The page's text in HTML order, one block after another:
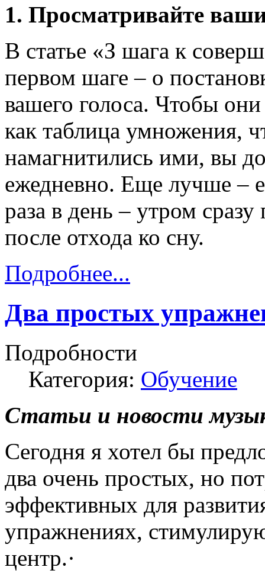
1. Просматривайте
В статье «З шага к
первом шаге – о
вашего голоса. Чтобы
как таблица умножения,
намагнитились ими, вы
ежедневно. Еще лучше –
раза в день – утром
после отхода ко сну.
Подробнее...
Два простых
Подробности
Категория: Обучение
Статьи и новости
Сегодня я хотел бы
два очень простых, но
эффективных для
упражнениях,
центр.·